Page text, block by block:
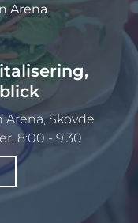
Arena
Skövde
8:00 - 9:30